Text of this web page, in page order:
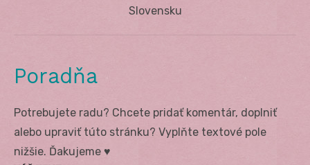
Slovensku
Poradňa
Potrebujete radu? Chcete pridať komentár, doplniť
alebo upraviť túto stránku? Vyplňte textové pole
nižšie. Ďakujeme ♥